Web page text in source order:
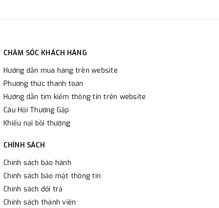
CHĂM SÓC KHÁCH HÀNG
Hướng dẫn mua hàng trên website
Phương thức thanh toán
Hướng dẫn tìm kiếm thông tin trên website
Câu Hỏi Thường Gặp
Khiếu nại bồi thường
CHÍNH SÁCH
Chính sách bảo hành
Chính sách bảo mật thông tin
Chính sách đổi trả
Chính sách thành viên